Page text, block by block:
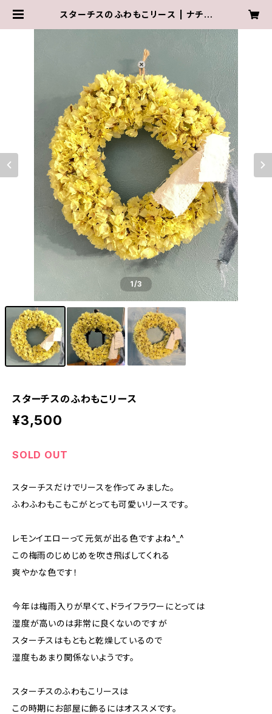
スターチスのふわもこリース | ナチュ
1/3
スターチスのふわもこリース
¥3,500
SOLD OUT
スターチスだけでリースを作ってみました。
ふわふわもこもこがとっても可愛いリースです。
レモンイエローって元気が出る色ですよね^_^
この梅雨のじめじめを吹き飛ばしてくれる
爽やかな色です！
今年は梅雨入りが早くて、ドライフラワーにとっては
湿度が高いのは非常に良くないのですが
スターチスはもともと乾燥しているので
湿度もあまり関係ないようです。
スターチスのふわもこリースは
この時期にお部屋に飾るにはオススメです。